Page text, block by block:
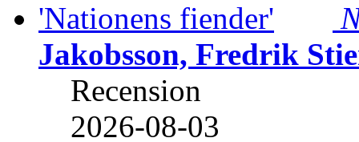
Jakobsson, Fredrik
Recension
2026-08-03